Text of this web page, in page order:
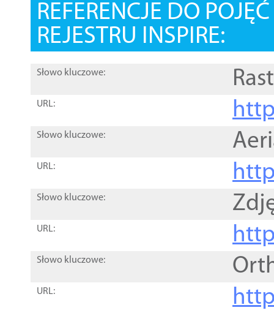
REFERENCJE DO
REJESTRU INSPIRE:
Słowo kluczowe:
URL:
Słowo kluczowe:
URL:
Słowo kluczowe:
URL:
Słowo kluczowe:
URL: